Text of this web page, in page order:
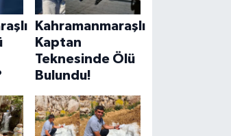
Kahramanmaraşlı
Kaptan
Teknesinde Ölü
Bulundu!